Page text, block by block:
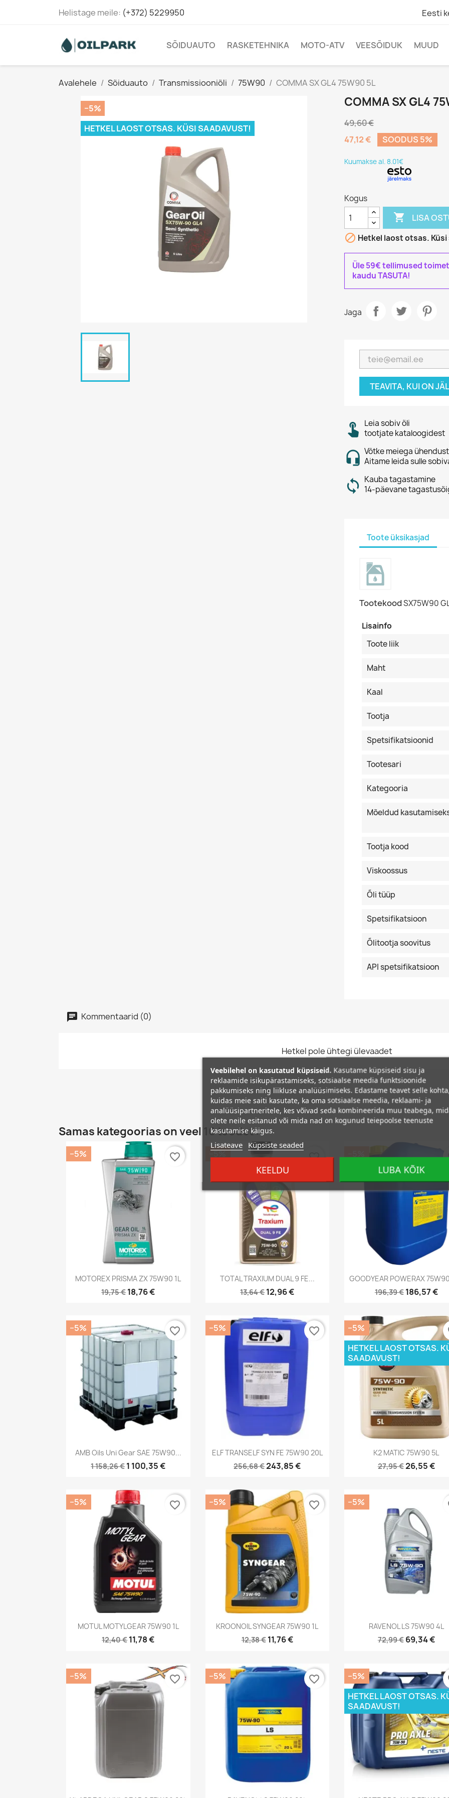
Helistage meile: (+372) 5229950 Eesti
SÕIDUAUTO RASKETEHNIKA MOTO-ATV VEESÕIDUK MUUD
Avalehele Sõiduauto Transmissiooniõli 75W90 COMMA SX GL4 75W90 5L
−5%
HETKEL LAOST OTSAS. KÜSI SAADAVUST!
COMMA SX GL4
49,60 €
47,12 €
SOODUS 5%
Kuumakse al. 8.01€
Kogus
 LISA
 Hetkel laost otsas.
Üle 59€ tellimused
kaudu TASUTA!
Jaga
TEAVITA, KUI ON
Leia sobiv õli
tootjate kataloogidest
Võtke meiega ühendust
Aitame leida sulle
Kauba tagastamine
14-päevane
Toote üksikasjad
TootekoodSX75W90
Lisainfo
Toote liik
Maht
Kaal
Tootja
Spetsifikatsioonid
Tootesari
Kategooria
Mõeldud
Tootja kood
Viskoossus
Õli tüüp
Spetsifikatsioon
Õlitootja soovitus
API spetsifikatsioon
Kommentaarid (0)
Hetkel pole ühtegi ülevaadet
Samas kategoorias on veel 16 toodet :
Kiirvaade
MOTOREX PRISMA ZX 75W90 1L
19,75 €18,76 €
−5% favorite_border
Kiirvaade
TOTAL TRAXIUM DUAL 9 FE...
13,64 €12,96 €
−5% favorite_border
Kiirvaade
GOODYEAR POWERAX
196,39 € 186,57 €
Kiirvaade
AMB Oils Uni Gear SAE 75W90...
1 158,26 €1 100,35 €
−5% favorite_border
 Kiirvaade
ELF TRANSELF SYN FE 75W90 20L
256,68 €243,85 €
−5% favorite_border
Kiirvaade
K2 MATIC 75W90 5L
27,95 €26,55 €
−5%
HETKEL LAOST OTSAS.
SAADAVUST!
Kiirvaade
MOTUL MOTYLGEAR 75W90 1L
12,40 €11,78 €
−5% favorite_border
Kiirvaade
KROONOIL SYNGEAR 75W90 1L
12,38 € 11,76 €
−5% favorite_border
Kiirvaade
RAVENOL LS 75W90 4L
72,99 € 69,34 €
−5%
−5% favorite_border −5% favorite_border
−5%
HETKEL LAOST OTSAS.
SAADAVUST!
Veebilehel on kasutatud küpsiseid. Kasutame küpsiseid sisu ja
reklaamide isikupärastamiseks, sotsiaalse meedia funktsioonide
pakkumiseks ning liikluse analüüsimiseks. Edastame teavet selle
kuidas meie saiti kasutate, ka oma sotsiaalse meedia, reklaami- ja
analüüsipartneritele, kes võivad seda kombineerida muu teabega,
olete neile esitanud või mida nad on kogunud teiepoolse teenuste
kasutamise käigus.
Lisateave Küpsiste seaded
KEELDU LUBA KÕIK